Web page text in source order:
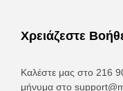
Χρειάζεστε
Καλέστε μας στο 216
μήνυμα στο